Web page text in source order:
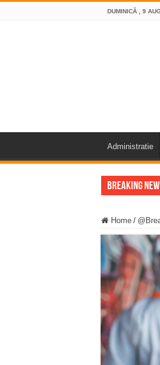
DUMINICĂ , 9
Administratie
Breaking
Home /